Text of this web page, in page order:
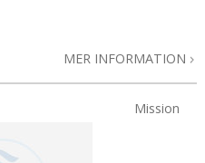
MER INFORMATION
Mission